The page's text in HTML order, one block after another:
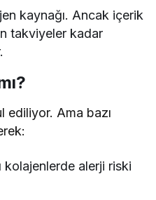
kaynağı. Ancak içerik
takviyeler kadar
ediliyor. Ama bazı
kolajenlerde alerji riski